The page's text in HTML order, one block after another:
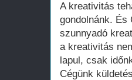
A kreativitás
gondolnánk. És
szunnyadó
a kreativitás
lapul, csak
Cégünk